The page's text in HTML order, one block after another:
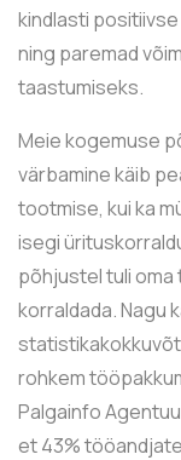
kindlasti
ning paremad
taastumiseks.
Meie kogemuse
värbamine käib
tootmise, kui ka
isegi
põhjustel tuli
korraldada. Nagu
rohkem
Palgainfo
et 43%